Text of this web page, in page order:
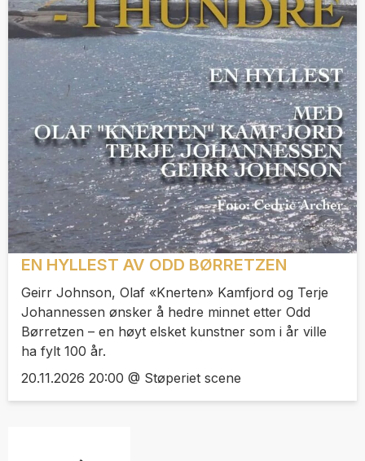
EN HYLLEST AV ODD BØRRETZEN
Geirr Johnson, Olaf «Knerten» Kamfjord og Terje
Johannessen ønsker å hedre minnet etter Odd
Børretzen – en høyt elsket kunstner som i år ville
ha fylt 100 år.
20.11.2026 20:00 @ Støperiet scene